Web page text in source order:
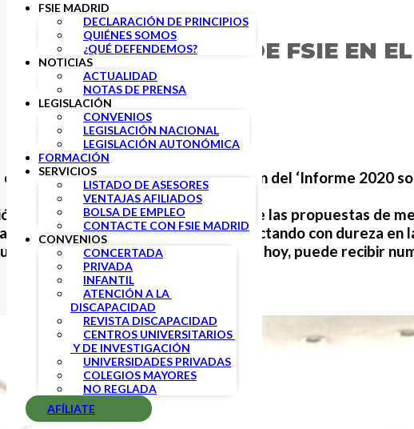
FSIE MADRID
DECLARACIÓN DE PRINCIPIOS
QUIÉNES SOMOS
¿QUÉ DEFENDEMOS?
NOTICIAS
ACTUALIDAD
NOTAS DE PRENSA
LEGISLACIÓN
CONVENIOS
LEGISLACIÓN NACIONAL
LEGISLACIÓN AUTONÓMICA
FORMACIÓN
SERVICIOS
LISTADO DE ASESORES
VENTAJAS AFILIADOS
BOLSA DE EMPLEO
CONTACTE CON FSIE MADRID
CONVENIOS
CONCERTADA
PRIVADA
INFANTIL
ATENCIÓN A LA
DISCAPACIDAD
REVISTA DISCAPACIDAD
CENTROS UNIVERSITARIOS
Y DE INVESTIGACIÓN
UNIVERSIDADES PRIVADAS
COLEGIOS MAYORES
NO REGLADA
AFÍLIATE
3 NOVIEMBRE, 2020
INTERVENCIÓN DE FSIE EN
ESTADO
para la toma en consideración del ‘Informe
del Informe 2020, si bien algunas de las propuestas de
una crisis sanitaria que está impactando con dureza en
siendo prácticamente igual a día de hoy, puede recibir